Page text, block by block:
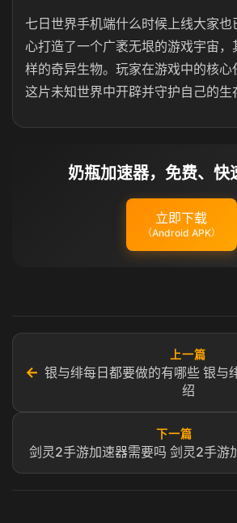
七日世界手机端什么时候上线大家
心打造了一个广袤无垠的游戏宇宙
样的奇异生物。玩家在游戏中的核心
这片未知世界中开辟并守护自己的生
奶瓶加速器，免费、快
立即下载
（Android APK）
←
上一篇
银与绯每日都要做的有哪些 银与
绍
下一篇
剑灵2手游加速器需要吗 剑灵2手游